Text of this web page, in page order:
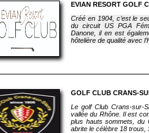
EVIAN RESORT GOLF
Créé en 1904, c’est le
du circuit US PGA
Danone, il en est
hôtelière de qualité avec
GOLF CLUB CRANS-
Le golf Club Crans-sur-
vallée du Rhône. Il est
plus hauts sommets, du
abrite le célèbre 18 trous,